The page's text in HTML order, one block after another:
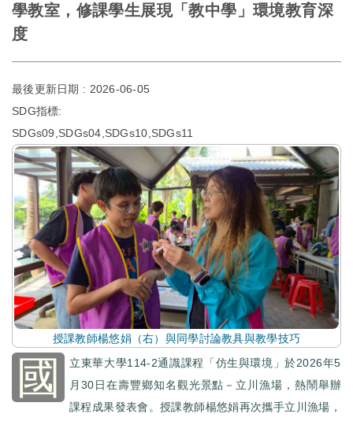
學教室，修課學生展現「教中學」環境教育深
度
最後更新日期 : 2026-06-05
SDG指標:
SDGs09,SDGs04,SDGs10,SDGs11
授課教師楊悠娟（右）與同學討論教具與教學技巧
國
立東華大學114-2通識課程「仿生與環境」於2026年5
月30日在壽豐鄉知名觀光景點－立川漁場，熱鬧舉辦
課程成果發表會。授課教師楊悠娟再次攜手立川漁場，